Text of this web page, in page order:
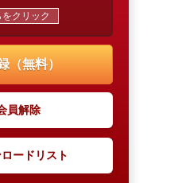
をクリック
（無料）
員解除
ードリスト